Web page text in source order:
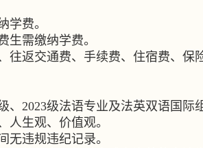
学费。
生需缴纳学费。
往返交通费、手续费、住宿费、保
、 2023级法语专业及法英双语国际
人生观、价值观。
无违规违纪记录。